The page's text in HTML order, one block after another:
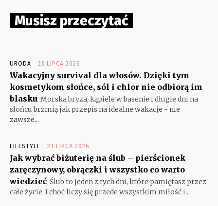
Musisz przeczytać
URODA 23 LIPCA 2026
Wakacyjny survival dla włosów. Dzięki tym
kosmetykom słońce, sól i chlor nie odbiorą im
blasku Morska bryza, kąpiele w basenie i długie dni na
słońcu brzmią jak przepis na idealne wakacje - nie
zawsze...
LIFESTYLE 23 LIPCA 2026
Jak wybrać biżuterię na ślub – pierścionek
zaręczynowy, obrączki i wszystko co warto
wiedzieć Ślub to jeden z tych dni, które pamiętasz przez
całe życie. I choć liczy się przede wszystkim miłość i...